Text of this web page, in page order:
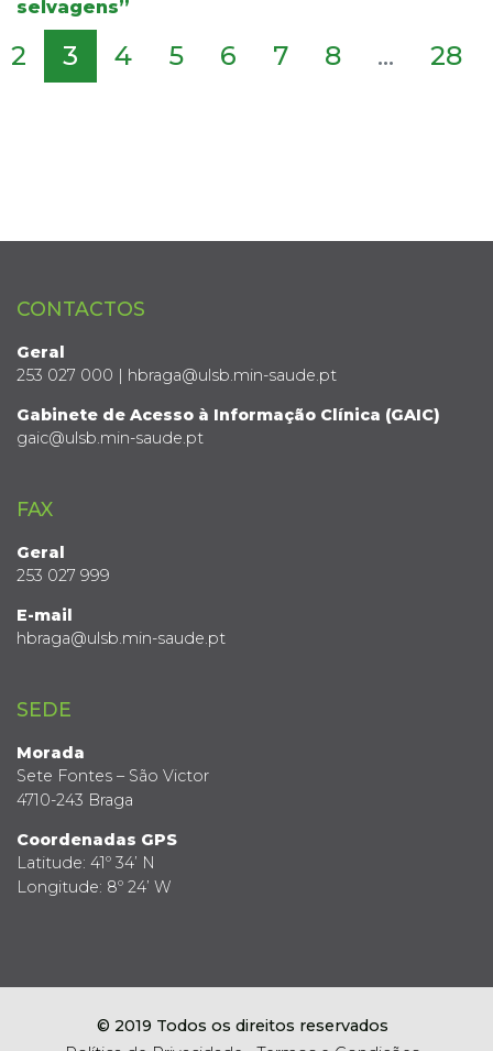
selvagens”
2 3 4 5 6 7 8 ... 28
CONTACTOS
Geral
253 027 000 | hbraga@ulsb.min-saude.pt
Gabinete de Acesso à Informação Clínica (GAIC)
gaic@ulsb.min-saude.pt
FAX
Geral
253 027 999
E-mail
hbraga@ulsb.min-saude.pt
SEDE
Morada
Sete Fontes – São Victor
4710-243 Braga
Coordenadas GPS
Latitude: 41º 34’ N
Longitude: 8º 24’ W
© 2019 Todos os direitos reservados